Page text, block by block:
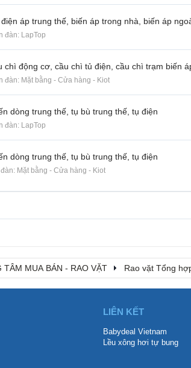
áp trung thế, biến áp trong nhà, biến áp
đàn: LapTop
chì động cơ, cầu chì tủ điện, cầu chì trạm biến
đàn: Mặt bằng - Cửa hàng - Kiot
dòng trung thế, tụ bù trung thế, tụ điện
đàn: LapTop
dòng trung thế, tụ bù trung thế, tụ điện
Mặt bằng - Cửa hàng - Kiot
TÂM MUA BÁN - RAO VẶT Rao vặt Tổng
LIÊN KẾT
Babydeal Vietnam
Lều xông hơi tự bung